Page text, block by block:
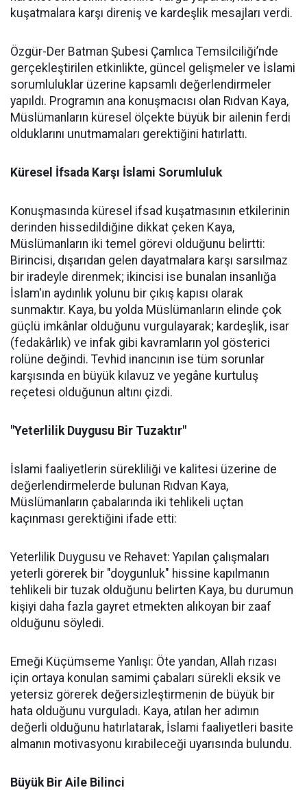
kuşatmalara karşı direniş ve kardeşlik mesajları verdi.
Özgür-Der Batman Şubesi Çamlıca Temsilciliği’nde
gerçekleştirilen etkinlikte, güncel gelişmeler ve İslami
sorumluluklar üzerine kapsamlı değerlendirmeler
yapıldı. Programın ana konuşmacısı olan Rıdvan Kaya,
Müslümanların küresel ölçekte büyük bir ailenin ferdi
olduklarını unutmamaları gerektiğini hatırlattı.
Küresel İfsada Karşı İslami Sorumluluk
Konuşmasında küresel ifsad kuşatmasının etkilerinin
derinden hissedildiğine dikkat çeken Kaya,
Müslümanların iki temel görevi olduğunu belirtti:
Birincisi, dışarıdan gelen dayatmalara karşı sarsılmaz
bir iradeyle direnmek; ikincisi ise bunalan insanlığa
İslam'ın aydınlık yolunu bir çıkış kapısı olarak
sunmaktır. Kaya, bu yolda Müslümanların elinde çok
güçlü imkânlar olduğunu vurgulayarak; kardeşlik, isar
(fedakârlık) ve infak gibi kavramların yol gösterici
rolüne değindi. Tevhid inancının ise tüm sorunlar
karşısında en büyük kılavuz ve yegâne kurtuluş
reçetesi olduğunun altını çizdi.
"Yeterlilik Duygusu Bir Tuzaktır"
İslami faaliyetlerin sürekliliği ve kalitesi üzerine de
değerlendirmelerde bulunan Rıdvan Kaya,
Müslümanların çabalarında iki tehlikeli uçtan
kaçınması gerektiğini ifade etti:
Yeterlilik Duygusu ve Rehavet: Yapılan çalışmaları
yeterli görerek bir "doygunluk" hissine kapılmanın
tehlikeli bir tuzak olduğunu belirten Kaya, bu durumun
kişiyi daha fazla gayret etmekten alıkoyan bir zaaf
olduğunu söyledi.
Emeği Küçümseme Yanlışı: Öte yandan, Allah rızası
için ortaya konulan samimi çabaları sürekli eksik ve
yetersiz görerek değersizleştirmenin de büyük bir
hata olduğunu vurguladı. Kaya, atılan her adımın
değerli olduğunu hatırlatarak, İslami faaliyetleri basite
almanın motivasyonu kırabileceği uyarısında bulundu.
Büyük Bir Aile Bilinci